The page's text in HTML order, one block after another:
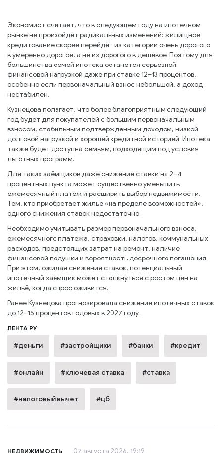
Экономист считает, что в следующем году на ипотечном
рынке не произойдёт радикальных изменений: жилищное
кредитование скорее перейдёт из категории очень дорогого
в умеренно дорогое, а не из дорогого в дешёвое. Поэтому для
большинства семей ипотека останется серьёзной
финансовой нагрузкой даже при ставке 12–13 процентов,
особенно если первоначальный взнос небольшой, а доход
нестабилен.
Кузнецова полагает, что более благоприятным следующий
год будет для покупателей с большим первоначальным
взносом, стабильным подтверждённым доходом, низкой
долговой нагрузкой и хорошей кредитной историей. Ипотека
также будет доступна семьям, подходящим под условия
льготных программ.
Для таких заёмщиков даже снижение ставки на 2–4
процентных пункта может существенно уменьшить
ежемесячный платёж и расширить выбор недвижимости.
Тем, кто приобретает жильё «на пределе возможностей»,
одного снижения ставок недостаточно.
Необходимо учитывать размер первоначального взноса,
ежемесячного платежа, страховки, налогов, коммунальных
расходов, предстоящих затрат на ремонт, наличие
финансовой подушки и вероятность досрочного погашения.
При этом, ожидая снижения ставок, потенциальный
ипотечный заёмщик может столкнуться с ростом цен на
жильё, когда спрос оживится.
Ранее Кузнецова прогнозировала снижение ипотечных ставок
до 12–15 процентов годовых в 2027 году.
ЛЕНТА РУ
#деньги #застройщики #банки #кредит
#онлайн #ключевая ставка #ставка
#налоговый вычет #цб
НЕДВИЖИМОСТЬ 07 августа 2026, 19:19